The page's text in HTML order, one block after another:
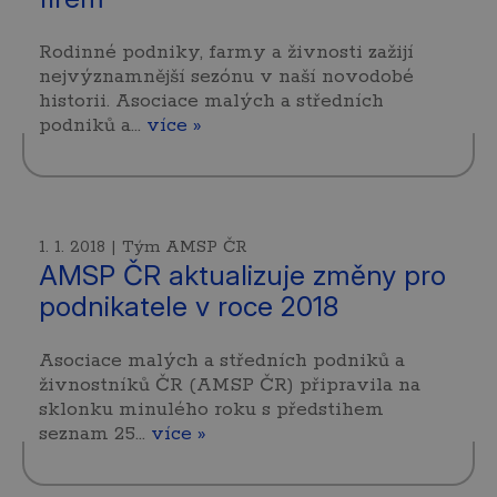
Rodinné podniky, farmy a živnosti zažijí
nejvýznamnější sezónu v naší novodobé
historii. Asociace malých a středních
podniků a… více »
1. 1. 2018 | Tým AMSP ČR
AMSP ČR aktualizuje změny pro
podnikatele v roce 2018
Asociace malých a středních podniků a
živnostníků ČR (AMSP ČR) připravila na
sklonku minulého roku s předstihem
seznam 25… více »